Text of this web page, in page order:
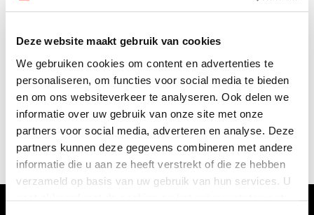
Deze website maakt gebruik van cookies
We gebruiken cookies om content en advertenties te
personaliseren, om functies voor social media te bieden
en om ons websiteverkeer te analyseren. Ook delen we
informatie over uw gebruik van onze site met onze
partners voor social media, adverteren en analyse. Deze
partners kunnen deze gegevens combineren met andere
informatie die u aan ze heeft verstrekt of die ze hebben
verzameld op basis van uw gebruik van hun services. U
Op een steenworp afstand van het beroemde raadhuis van
Dudok ligt Pinetum Blijdenstein, Hilversums eigen botanische
tuin. Met slingerende grindpaadjes langs vijvers, varens en
coniferen is de tuin een oase van rust in de drukke mediastad.
’s Zomers bieden de hoge boomkronen verkoeling, terwijl je ’s
winters kunt opwarmen in de tropische kas – en dat al sinds
1880. Een stukje groen met een bijzondere geschiedenis.